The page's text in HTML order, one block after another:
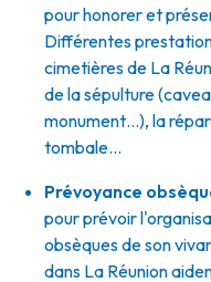
pour honorer et
Différentes
cimetières de La
de la sépulture
monument…), la
tombale…
Prévoyance
pour prévoir
obsèques de son
dans La Réunion